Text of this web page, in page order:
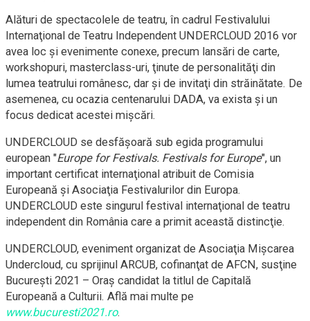
Alături de spectacolele de teatru, în cadrul Festivalului
Internaţional de Teatru Independent UNDERCLOUD 2016 vor
avea loc şi evenimente conexe, precum lansări de carte,
workshopuri, masterclass-uri, ţinute de personalităţi din
lumea teatrului românesc, dar şi de invitaţi din străinătate. De
asemenea, cu ocazia centenarului DADA, va exista şi un
focus dedicat acestei mişcări.
UNDERCLOUD se desfăşoară sub egida programului
european "Europe for Festivals. Festivals for Europe", un
important certificat internaţional atribuit de Comisia
Europeană şi Asociaţia Festivalurilor din Europa.
UNDERCLOUD este singurul festival internaţional de teatru
independent din România care a primit această distincţie.
UNDERCLOUD, eveniment organizat de Asociaţia Mişcarea
Undercloud, cu sprijinul ARCUB, cofinanţat de AFCN, susţine
Bucureşti 2021 – Oraş candidat la titlul de Capitală
Europeană a Culturii. Află mai multe pe
www.bucuresti2021.ro.